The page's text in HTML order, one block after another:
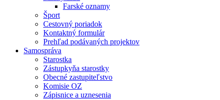
Farské oznamy
Šport
Cestovný poriadok
Kontaktný formulár
Prehľad podávaných projektov
Samospráva
Starostka
Zástupkyňa starostky
Obecné zastupiteľstvo
Komisie OZ
Zápisnice a uznesenia